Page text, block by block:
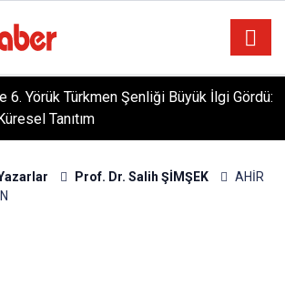
6. Yörük Türkmen Şenliği Büyük İlgi Gördü:
Tanıtım
Prof. Dr. Salih ŞİMŞEK
AHİR